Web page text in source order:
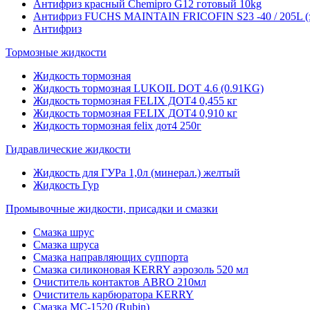
Антифриз красный Chemipro G12 готовый 10kg
Антифриз FUCHS MAINTAIN FRICOFIN S23 -40 / 205L
Антифриз
Тормозные жидкости
Жидкость тормозная
Жидкость тормозная LUKOIL DOT 4.6 (0.91KG)
Жидкость тормозная FELIX ДОТ4 0,455 кг
Жидкость тормозная FELIX ДОТ4 0,910 кг
Жидкость тормозная felix дот4 250г
Гидравлические жидкости
Жидкость для ГУРа 1,0л (минерал.) желтый
Жидкость Гур
Промывочные жидкости, присадки и смазки
Смазка шрус
Смазка шруса
Смазка направляющих суппорта
Смазка силиконовая KERRY аэрозоль 520 мл
Очиститель контактов ABRO 210мл
Очиститель карбюратора KERRY
Смазка МС-1520 (Rubin)